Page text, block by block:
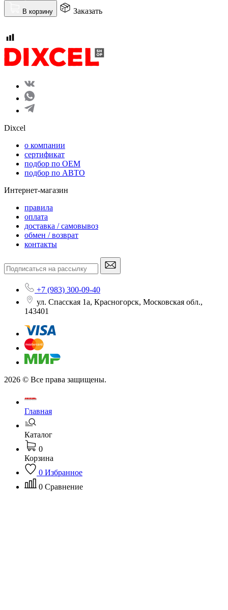
В корзину Заказать
Dixcel
o компании
сертификат
подбор по OEM
подбор по АВТО
Интернет-магазин
правила
оплата
доставка / самовывоз
обмен / возврат
контакты
+7 (983) 300-09-40
ул. Спасская 1а, Красногорск, Московская обл.,
143401
2026 © Все права защищены.
Главная
Каталог
0
Корзина
0 Избранное
0 Сравнение